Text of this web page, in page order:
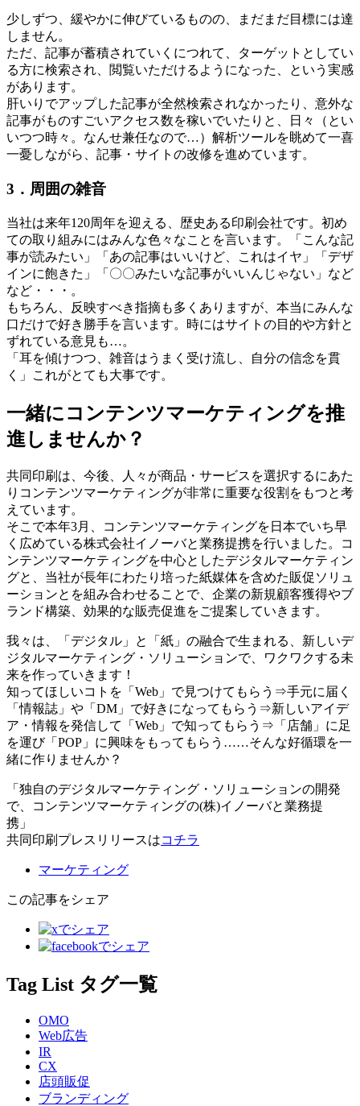
少しずつ、緩やかに伸びているものの、まだまだ目標には達
しません。
ただ、記事が蓄積されていくにつれて、ターゲットとしてい
る方に検索され、閲覧いただけるようになった、という実感
があります。
肝いりでアップした記事が全然検索されなかったり、意外な
記事がものすごいアクセス数を稼いでいたりと、日々（とい
いつつ時々。なんせ兼任なので…）解析ツールを眺めて一喜
一憂しながら、記事・サイトの改修を進めています。
3．周囲の雑音
当社は来年120周年を迎える、歴史ある印刷会社です。初め
ての取り組みにはみんな色々なことを言います。「こんな記
事が読みたい」「あの記事はいいけど、これはイヤ」「デザ
インに飽きた」「〇〇みたいな記事がいいんじゃない」など
など・・・。
もちろん、反映すべき指摘も多くありますが、本当にみんな
口だけで好き勝手を言います。時にはサイトの目的や方針と
ずれている意見も…。
「耳を傾けつつ、雑音はうまく受け流し、自分の信念を貫
く」これがとても大事です。
一緒にコンテンツマーケティングを推
進しませんか？
共同印刷は、今後、人々が商品・サービスを選択するにあた
りコンテンツマーケティングが非常に重要な役割をもつと考
えています。
そこで本年3月、コンテンツマーケティングを日本でいち早
く広めている株式会社イノーバと業務提携を行いました。コ
ンテンツマーケティングを中心としたデジタルマーケティン
グと、当社が長年にわたり培った紙媒体を含めた販促ソリュ
ーションとを組み合わせることで、企業の新規顧客獲得やブ
ランド構築、効果的な販売促進をご提案していきます。
我々は、「デジタル」と「紙」の融合で生まれる、新しいデ
ジタルマーケティング・ソリューションで、ワクワクする未
来を作っていきます！
知ってほしいコトを「Web」で見つけてもらう⇒手元に届く
「情報誌」や「DM」で好きになってもらう⇒新しいアイデ
ア・情報を発信して「Web」で知ってもらう⇒「店舗」に足
を運び「POP」に興味をもってもらう……そんな好循環を一
緒に作りませんか？
「独自のデジタルマーケティング・ソリューションの開発
で、コンテンツマーケティングの(株)イノーバと業務提
携」
共同印刷プレスリリースはコチラ
マーケティング
この記事をシェア
Tag List タグ一覧
OMO
Web広告
IR
CX
店頭販促
ブランディング